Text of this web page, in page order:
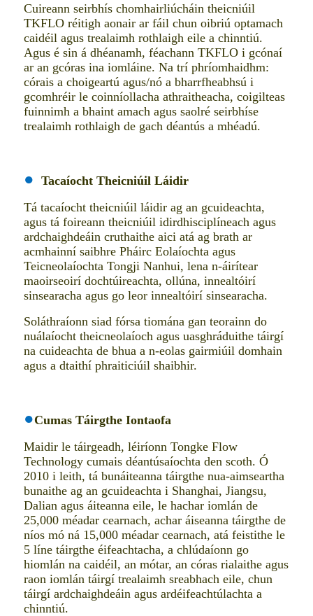
Cuireann seirbhís chomhairliúcháin theicniúil
TKFLO réitigh aonair ar fáil chun oibriú optamach
caidéil agus trealaimh rothlaigh eile a chinntiú.
Agus é sin á dhéanamh, féachann TKFLO i gcónaí
ar an gcóras ina iomláine. Na trí phríomhaidhm:
córais a choigeartú agus/nó a bharrfheabhsú i
gcomhréir le coinníollacha athraitheacha, coigilteas
fuinnimh a bhaint amach agus saolré seirbhíse
trealaimh rothlaigh de gach déantús a mhéadú.
● Tacaíocht Theicniúil Láidir
Tá tacaíocht theicniúil láidir ag an gcuideachta,
agus tá foireann theicniúil idirdhisciplíneach agus
ardchaighdeáin cruthaithe aici atá ag brath ar
acmhainní saibhre Pháirc Eolaíochta agus
Teicneolaíochta Tongji Nanhui, lena n-áirítear
maoirseoirí dochtúireachta, ollúna, innealtóirí
sinsearacha agus go leor innealtóirí sinsearacha.
Soláthraíonn siad fórsa tiomána gan teorainn do
nuálaíocht theicneolaíoch agus uasghráduithe táirgí
na cuideachta de bhua a n-eolas gairmiúil domhain
agus a dtaithí phraiticiúil shaibhir.
●Cumas Táirgthe Iontaofa
Maidir le táirgeadh, léiríonn Tongke Flow
Technology cumais déantúsaíochta den scoth. Ó
2010 i leith, tá bunáiteanna táirgthe nua-aimseartha
bunaithe ag an gcuideachta i Shanghai, Jiangsu,
Dalian agus áiteanna eile, le hachar iomlán de
25,000 méadar cearnach, achar áiseanna táirgthe de
níos mó ná 15,000 méadar cearnach, atá feistithe le
5 líne táirgthe éifeachtacha, a chlúdaíonn go
hiomlán na caidéil, an mótar, an córas rialaithe agus
raon iomlán táirgí trealaimh sreabhach eile, chun
táirgí ardchaighdeáin agus ardéifeachtúlachta a
chinntiú.